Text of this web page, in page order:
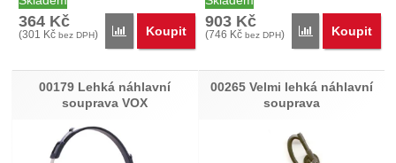
364 Kč
(301 Kč bez DPH) Porovnat
Koupit
903 Kč
(746 Kč bez DPH) Porovnat
Koupit
00179 Lehká náhlavní
souprava VOX
00265 Velmi lehká náhlavní
souprava